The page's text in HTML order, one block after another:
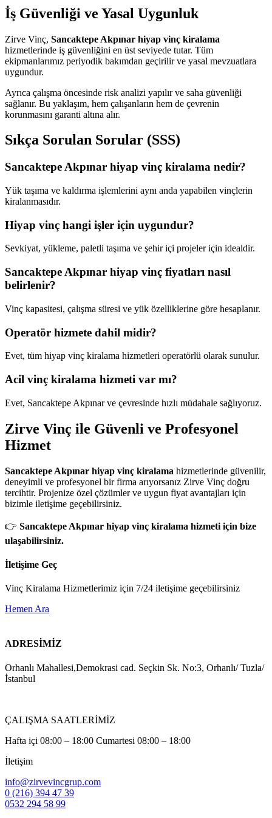
İş Güvenliği ve Yasal Uygunluk
Zirve Vinç, Sancaktepe Akpınar hiyap vinç kiralama
hizmetlerinde iş güvenliğini en üst seviyede tutar. Tüm
ekipmanlarımız periyodik bakımdan geçirilir ve yasal mevzuatlara
uygundur.
Ayrıca çalışma öncesinde risk analizi yapılır ve saha güvenliği
sağlanır. Bu yaklaşım, hem çalışanların hem de çevrenin
korunmasını garanti altına alır.
Sıkça Sorulan Sorular (SSS)
Sancaktepe Akpınar hiyap vinç kiralama nedir?
Yük taşıma ve kaldırma işlemlerini aynı anda yapabilen vinçlerin
kiralanmasıdır.
Hiyap vinç hangi işler için uygundur?
Sevkiyat, yükleme, paletli taşıma ve şehir içi projeler için idealdir.
Sancaktepe Akpınar hiyap vinç fiyatları nasıl
belirlenir?
Vinç kapasitesi, çalışma süresi ve yük özelliklerine göre hesaplanır.
Operatör hizmete dahil midir?
Evet, tüm hiyap vinç kiralama hizmetleri operatörlü olarak sunulur.
Acil vinç kiralama hizmeti var mı?
Evet, Sancaktepe Akpınar ve çevresinde hızlı müdahale sağlıyoruz.
Zirve Vinç ile Güvenli ve Profesyonel
Hizmet
Sancaktepe Akpınar hiyap vinç kiralama hizmetlerinde güvenilir,
deneyimli ve profesyonel bir firma arıyorsanız Zirve Vinç doğru
tercihtir. Projenize özel çözümler ve uygun fiyat avantajları için
bizimle iletişime geçebilirsiniz.
👉 Sancaktepe Akpınar hiyap vinç kiralama hizmeti için bize
ulaşabilirsiniz.
İletişime Geç
Vinç Kiralama Hizmetlerimiz için 7/24 iletişime geçebilirsiniz
Hemen Ara
ADRESİMİZ
Orhanlı Mahallesi,Demokrasi cad. Seçkin Sk. No:3, Orhanlı/ Tuzla/
İstanbul
ÇALIŞMA SAATLERİMİZ
Hafta içi 08:00 – 18:00 Cumartesi 08:00 – 18:00
İletişim
info@zirvevincgrup.com
0 (216) 394 47 39
0532 294 58 99